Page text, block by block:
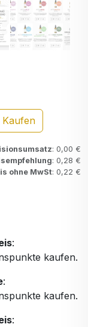
Kaufen
: 0,00 €
: 0,28 €
ohne MwSt: 0,22 €
:
kaufen.
:
kaufen.
: